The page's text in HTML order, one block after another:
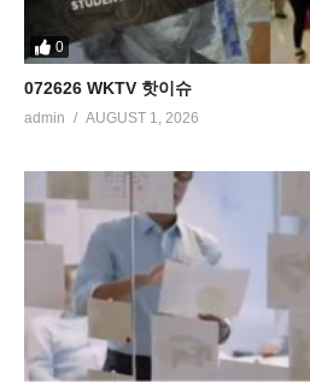
0
072626 WKTV 핫이슈
admin AUGUST 1, 2026